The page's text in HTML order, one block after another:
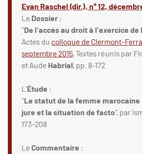
Evan Raschel (dir.), n° 12,
Le Dossier :
"De l'accès au droit à l'exercice
Actes du colloque de Clermont-
septembre 2015, Textes réunis par
et Aude Habrial, pp. 8-172
L'Étude :
"Le statut de la femme
jure et la situation de facto", par
173-208
LeCommentaire :